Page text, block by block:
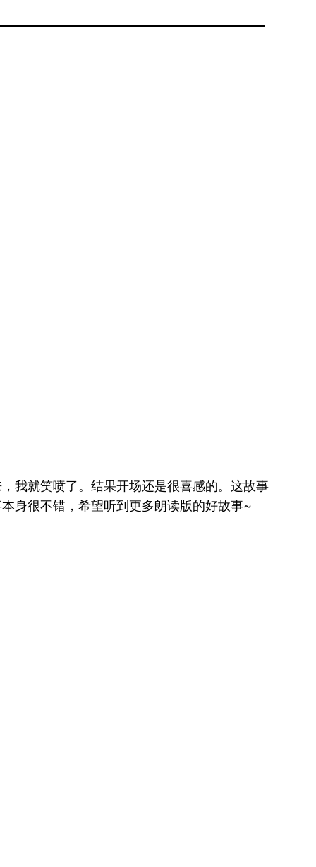
我就笑喷了。结果开场还是很喜感的。这故事
身很不错，希望听到更多朗读版的好故事~